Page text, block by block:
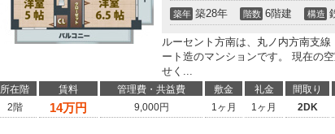
築年 築28年 階数 6階建 構造
ルーセント方南は、丸ノ内方南支
ート造のマンションです。 現在の
せく...
所在階 賃料 管理費・共益費 敷金 礼金 間取り
2階
14万円 9,000円 1ヶ月 1ヶ月 2DK